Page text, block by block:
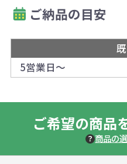
ご納品の目安
5営業日～
ご希望の商品
商品の